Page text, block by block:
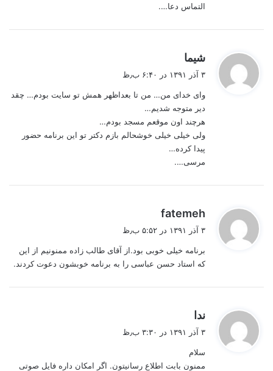
التماس دعا….
شیما
:
۳ آذر ۱۳۹۱ در ۶:۴۰ ب٫ظ
وای خدای من… من تا بعداظهر همش تو سایت بودم… چقد
دیر متوجه شدیم…
هرچند اون موقعم مسجد بودم…
ولی خیلی خیلی خوشحالم بازم دکتر تو این برنامه حضور
پیدا کرده…
مرسی….
fatemeh
:
۳ آذر ۱۳۹۱ در ۵:۵۲ ب٫ظ
برنامه خیلی خوبی بود.از آقای طالب زاده ممنونیم از این
که استاد حسن عباسی را به برنامه خوبشون دعوت کردند.
ندا
:
۳ آذر ۱۳۹۱ در ۳:۳۰ ب٫ظ
سلام
ممنون بابت اطلاع رسانیتون. اگر امکان داره فایل صوتی